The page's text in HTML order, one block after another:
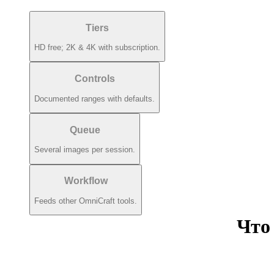
Tiers
HD free; 2K & 4K with subscription.
Controls
Documented ranges with defaults.
Queue
Several images per session.
Workflow
Feeds other OmniCraft tools.
Что